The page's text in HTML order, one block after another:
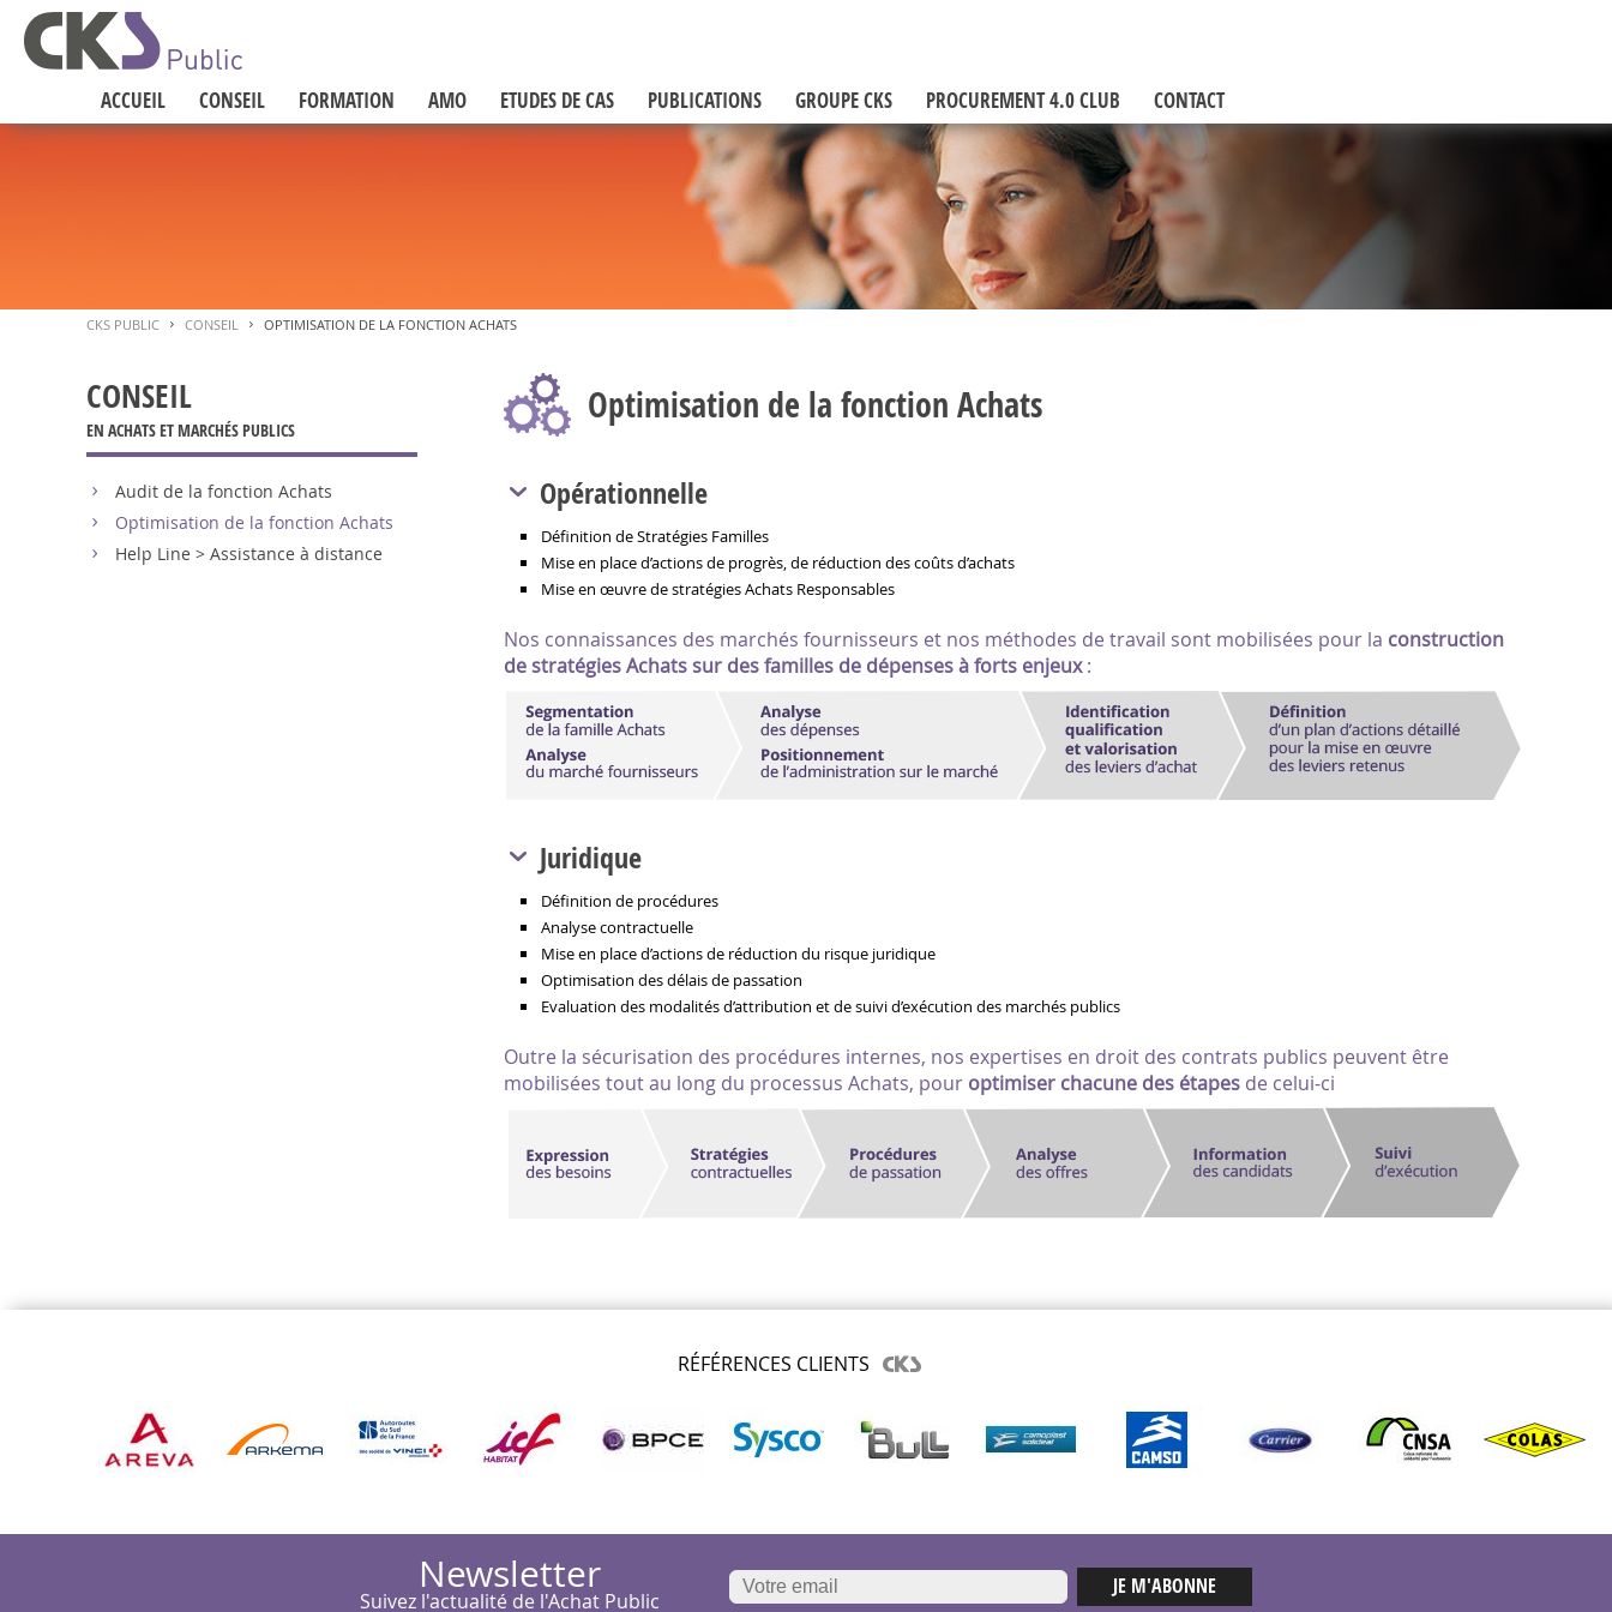
ACCUEIL CONSEIL FORMATION AMO ETUDES DE CAS PUBLICATIONS GROUPE CKS PROCUREMENT 4.0 CLUB CONTACT
CKS PUBLIC > CONSEIL > OPTIMISATION DE LA FONCTION ACHATS
CONSEIL
EN ACHATS ET MARCHÉS PUBLICS
Audit de la fonction Achats
Optimisation de la fonction Achats
Help Line > Assistance à distance
Optimisation de la fonction Achats
Opérationnelle
Définition de Stratégies Familles
Mise en place d’actions de progrès, de réduction des coûts d’achats
Mise en œuvre de stratégies Achats Responsables
Nos connaissances des marchés fournisseurs et nos méthodes de travail sont mobilisées pour la construction
de stratégies Achats sur des familles de dépenses à forts enjeux:
Juridique
Définition de procédures
Analyse contractuelle
Mise en place d’actions de réduction du risque juridique
Optimisation des délais de passation
Evaluation des modalités d’attribution et de suivi d’exécution des marchés publics
Outre la sécurisation des procédures internes, nos expertises en droit des contrats publics peuvent être
mobilisées tout au long du processus Achats, pour optimiser chacune des étapes de celui-ci
RÉFÉRENCES CLIENTS
Newsletter
Suivez l'actualité de l'Achat Public